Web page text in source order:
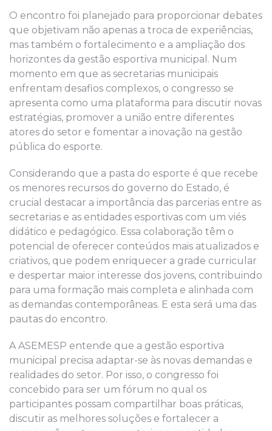
O encontro foi planejado para proporcionar debates
que objetivam não apenas a troca de experiências,
mas também o fortalecimento e a ampliação dos
horizontes da gestão esportiva municipal. Num
momento em que as secretarias municipais
enfrentam desafios complexos, o congresso se
apresenta como uma plataforma para discutir novas
estratégias, promover a união entre diferentes
atores do setor e fomentar a inovação na gestão
pública do esporte.
Considerando que a pasta do esporte é que recebe
os menores recursos do governo do Estado, é
crucial destacar a importância das parcerias entre as
secretarias e as entidades esportivas com um viés
didático e ped agógico. Essa colaboração têm o
potencial de oferecer conteúdos mais atualizados e
criativos, que podem enriquecer a grade curricular
e despertar maior interesse dos jovens, contribuindo
para uma formação mais completa e alinhada com
as demandas contemporâneas. E esta será uma das
pautas do encontro.
A ASEMESP entende que a gestão esportiva
municipal precisa adaptar-se às novas demandas e
realidades do setor. Por isso, o congresso foi
concebido para ser um fórum no qual os
participantes possam compartilhar boas práticas,
discutir as melhores soluções e fortalecer a